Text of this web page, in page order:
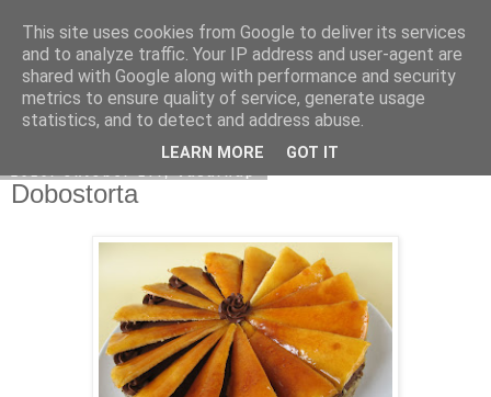
Moha Konyha
Dobostorta
This site uses cookies from Google to deliver its services
and to analyze traffic. Your IP address and user-agent are
shared with Google along with performance and security
metrics to ensure quality of service, generate usage
statistics, and to detect and address abuse.
LEARN MORE GOT IT